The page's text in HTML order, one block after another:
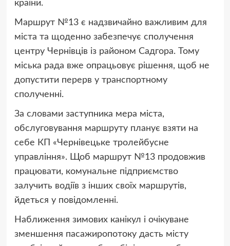
країни.
Маршрут №13 є надзвичайно важливим для
міста та щоденно забезпечує сполучення
центру Чернівців із районом Садгора. Тому
міська рада вже опрацьовує рішення, щоб не
допустити перерв у транспортному
сполученні.
За словами заступника мера міста,
обслуговування маршруту планує взяти на
себе КП «Чернівецьке тролейбусне
управління». Щоб маршрут №13 продовжив
працювати, комунальне підприємство
залучить водіїв з інших своїх маршрутів,
йдеться у повідомленні.
Наближення зимових канікул і очікуване
зменшення пасажиропотоку дасть місту